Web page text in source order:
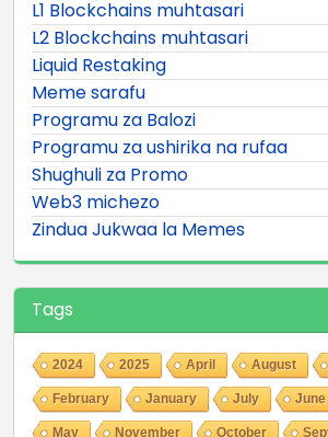
L1 Blockchains muhtasari
L2 Blockchains muhtasari
Liquid Restaking
Meme sarafu
Programu za Balozi
Programu za ushirika na rufaa
Shughuli za Promo
Web3 michezo
Zindua Jukwaa la Memes
Tags
2024 2025 April August
February January July June
May November October